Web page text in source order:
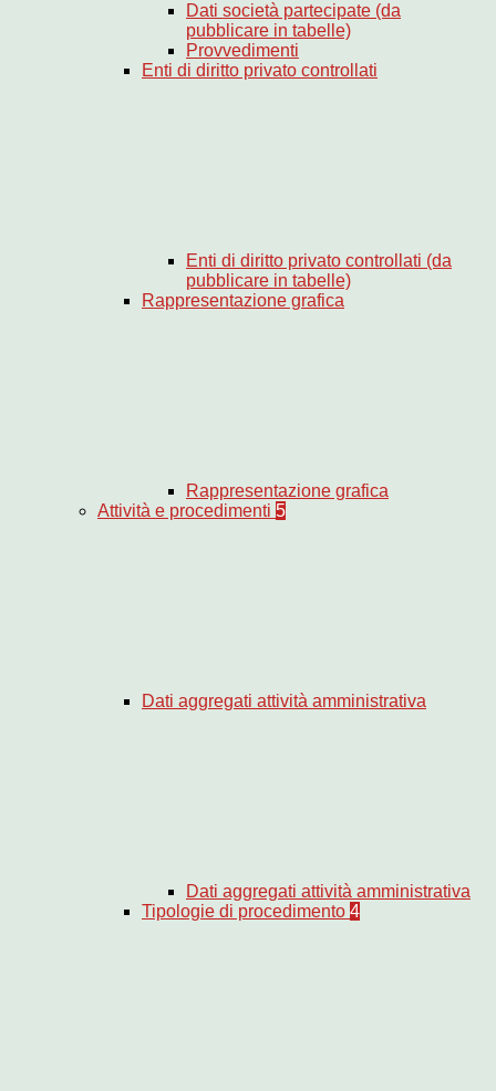
Dati società partecipate (da
pubblicare in tabelle)
Provvedimenti
Enti di diritto privato controllati
Enti di diritto privato controllati (da
pubblicare in tabelle)
Rappresentazione grafica
Rappresentazione grafica
Attività e procedimenti 5
Dati aggregati attività amministrativa
Dati aggregati attività amministrativa
Tipologie di procedimento 4